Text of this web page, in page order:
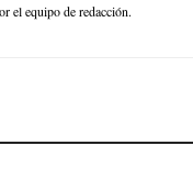
el equipo de redacción.